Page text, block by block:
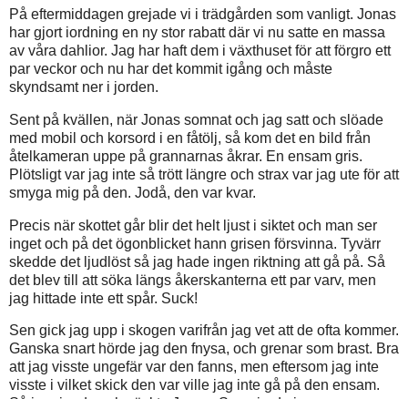
På eftermiddagen grejade vi i trädgården som vanligt. Jonas
har gjort iordning en ny stor rabatt där vi nu satte en massa
av våra dahlior. Jag har haft dem i växthuset för att förgro ett
par veckor och nu har det kommit igång och måste
skyndsamt ner i jorden.
Sent på kvällen, när Jonas somnat och jag satt och slöade
med mobil och korsord i en fåtölj, så kom det en bild från
åtelkameran uppe på grannarnas åkrar. En ensam gris.
Plötsligt var jag inte så trött längre och strax var jag ute för att
smyga mig på den. Jodå, den var kvar.
Precis när skottet går blir det helt ljust i siktet och man ser
inget och på det ögonblicket hann grisen försvinna. Tyvärr
skedde det ljudlöst så jag hade ingen riktning att gå på. Så
det blev till att söka längs åkerskanterna ett par varv, men
jag hittade inte ett spår. Suck!
Sen gick jag upp i skogen varifrån jag vet att de ofta kommer.
Ganska snart hörde jag den fnysa, och grenar som brast. Bra
att jag visste ungefär var den fanns, men eftersom jag inte
visste i vilket skick den var ville jag inte gå på den ensam.